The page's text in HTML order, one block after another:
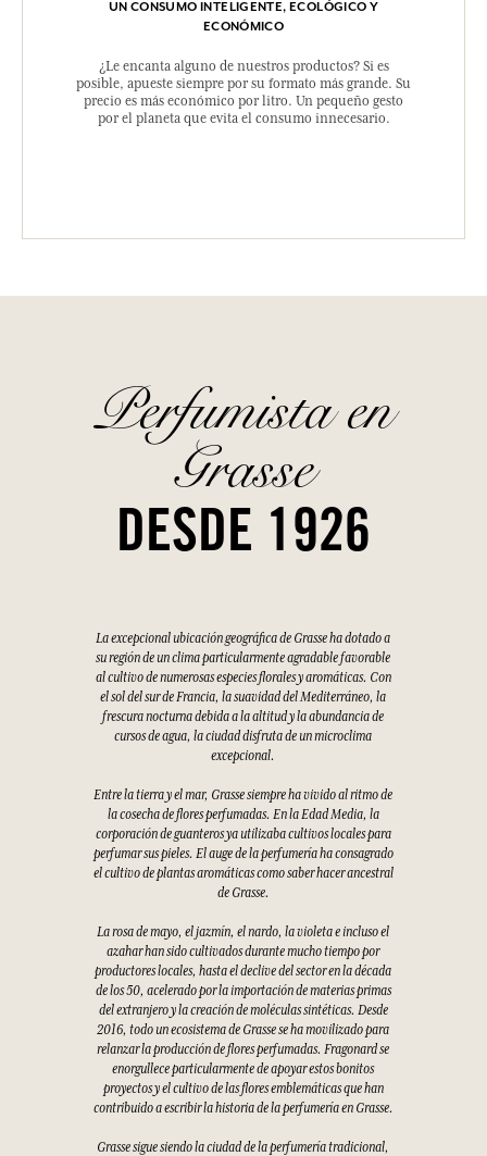
UN CONSUMO INTELIGENTE, ECOLÓGICO Y
ECONÓMICO
¿Le encanta alguno de nuestros productos? Si es
posible, apueste siempre por su formato más grande. Su
precio es más económico por litro. Un pequeño gesto
por el planeta que evita el consumo innecesario.
Perfumista en
Grasse
DESDE 1926
La excepcional ubicación geográfica de Grasse ha dotado a
su región de un clima particularmente agradable favorable
al cultivo de numerosas especies florales y aromáticas. Con
el sol del sur de Francia, la suavidad del Mediterráneo, la
frescura nocturna debida a la altitud y la abundancia de
cursos de agua, la ciudad disfruta de un microclima
excepcional.
Entre la tierra y el mar, Grasse siempre ha vivido al ritmo de
la cosecha de flores perfumadas. En la Edad Media, la
corporación de guanteros ya utilizaba cultivos locales para
perfumar sus pieles. El auge de la perfumería ha consagrado
el cultivo de plantas aromáticas como saber hacer ancestral
de Grasse.
La rosa de mayo, el jazmín, el nardo, la violeta e incluso el
azahar han sido cultivados durante mucho tiempo por
productores locales, hasta el declive del sector en la década
de los 50, acelerado por la importación de materias primas
del extranjero y la creación de moléculas sintéticas. Desde
2016, todo un ecosistema de Grasse se ha movilizado para
relanzar la producción de flores perfumadas. Fragonard se
enorgullece particularmente de apoyar estos bonitos
proyectos y el cultivo de las flores emblemáticas que han
contribuido a escribir la historia de la perfumería en Grasse.
Grasse sigue siendo la ciudad de la perfumería tradicional,